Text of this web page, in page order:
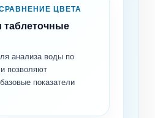
ЦВЕТА
таблеточные
анализа воды по
позволяют
показатели